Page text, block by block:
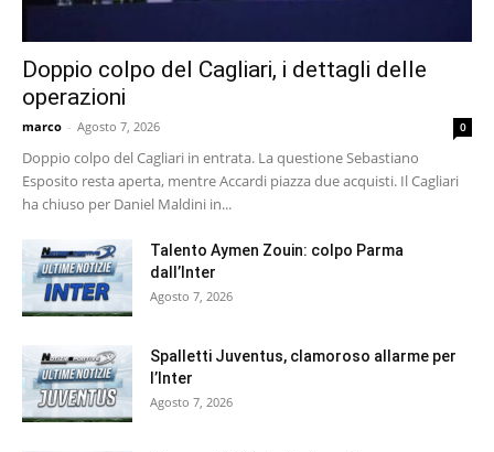
Doppio colpo del Cagliari, i dettagli delle
operazioni
marco - Agosto 7, 2026 0
Doppio colpo del Cagliari in entrata. La questione Sebastiano
Esposito resta aperta, mentre Accardi piazza due acquisti. Il Cagliari
ha chiuso per Daniel Maldini in...
Talento Aymen Zouin: colpo Parma
dall’Inter
Agosto 7, 2026
Spalletti Juventus, clamoroso allarme per
l’Inter
Agosto 7, 2026